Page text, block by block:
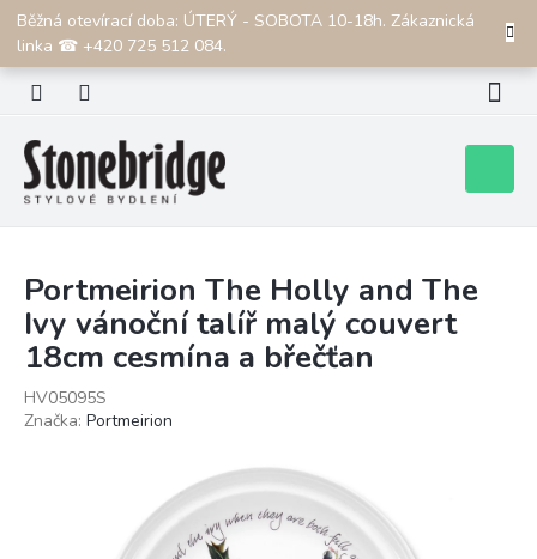
Přejít
obsah
Běžná otevírací doba: ÚTERÝ - SOBOTA 10-18h. Zákaznická
linka ☎ +420 725 512 084.
CZK
košík
Portmeirion The Holly and The
Ivy vánoční talíř malý couvert
18cm cesmína a břečťan
HV05095S
Značka: Portmeirion